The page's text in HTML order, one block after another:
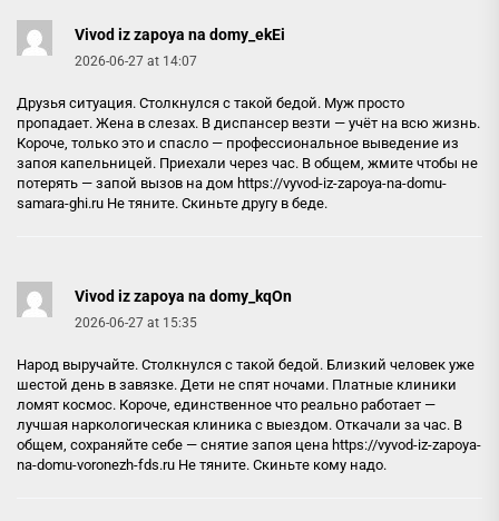
Vivod iz zapoya na domy_ekEi
2026-06-27 at 14:07
Друзья ситуация. Столкнулся с такой бедой. Муж просто
пропадает. Жена в слезах. В диспансер везти — учёт на всю жизнь.
Короче, только это и спасло — профессиональное выведение из
запоя капельницей. Приехали через час. В общем, жмите чтобы не
потерять — запой вызов на дом https://vyvod-iz-zapoya-na-domu-
samara-ghi.ru Не тяните. Скиньте другу в беде.
Vivod iz zapoya na domy_kqOn
2026-06-27 at 15:35
Народ выручайте. Столкнулся с такой бедой. Близкий человек уже
шестой день в завязке. Дети не спят ночами. Платные клиники
ломят космос. Короче, единственное что реально работает —
лучшая наркологическая клиника с выездом. Откачали за час. В
общем, сохраняйте себе — снятие запоя цена https://vyvod-iz-zapoya-
na-domu-voronezh-fds.ru Не тяните. Скиньте кому надо.